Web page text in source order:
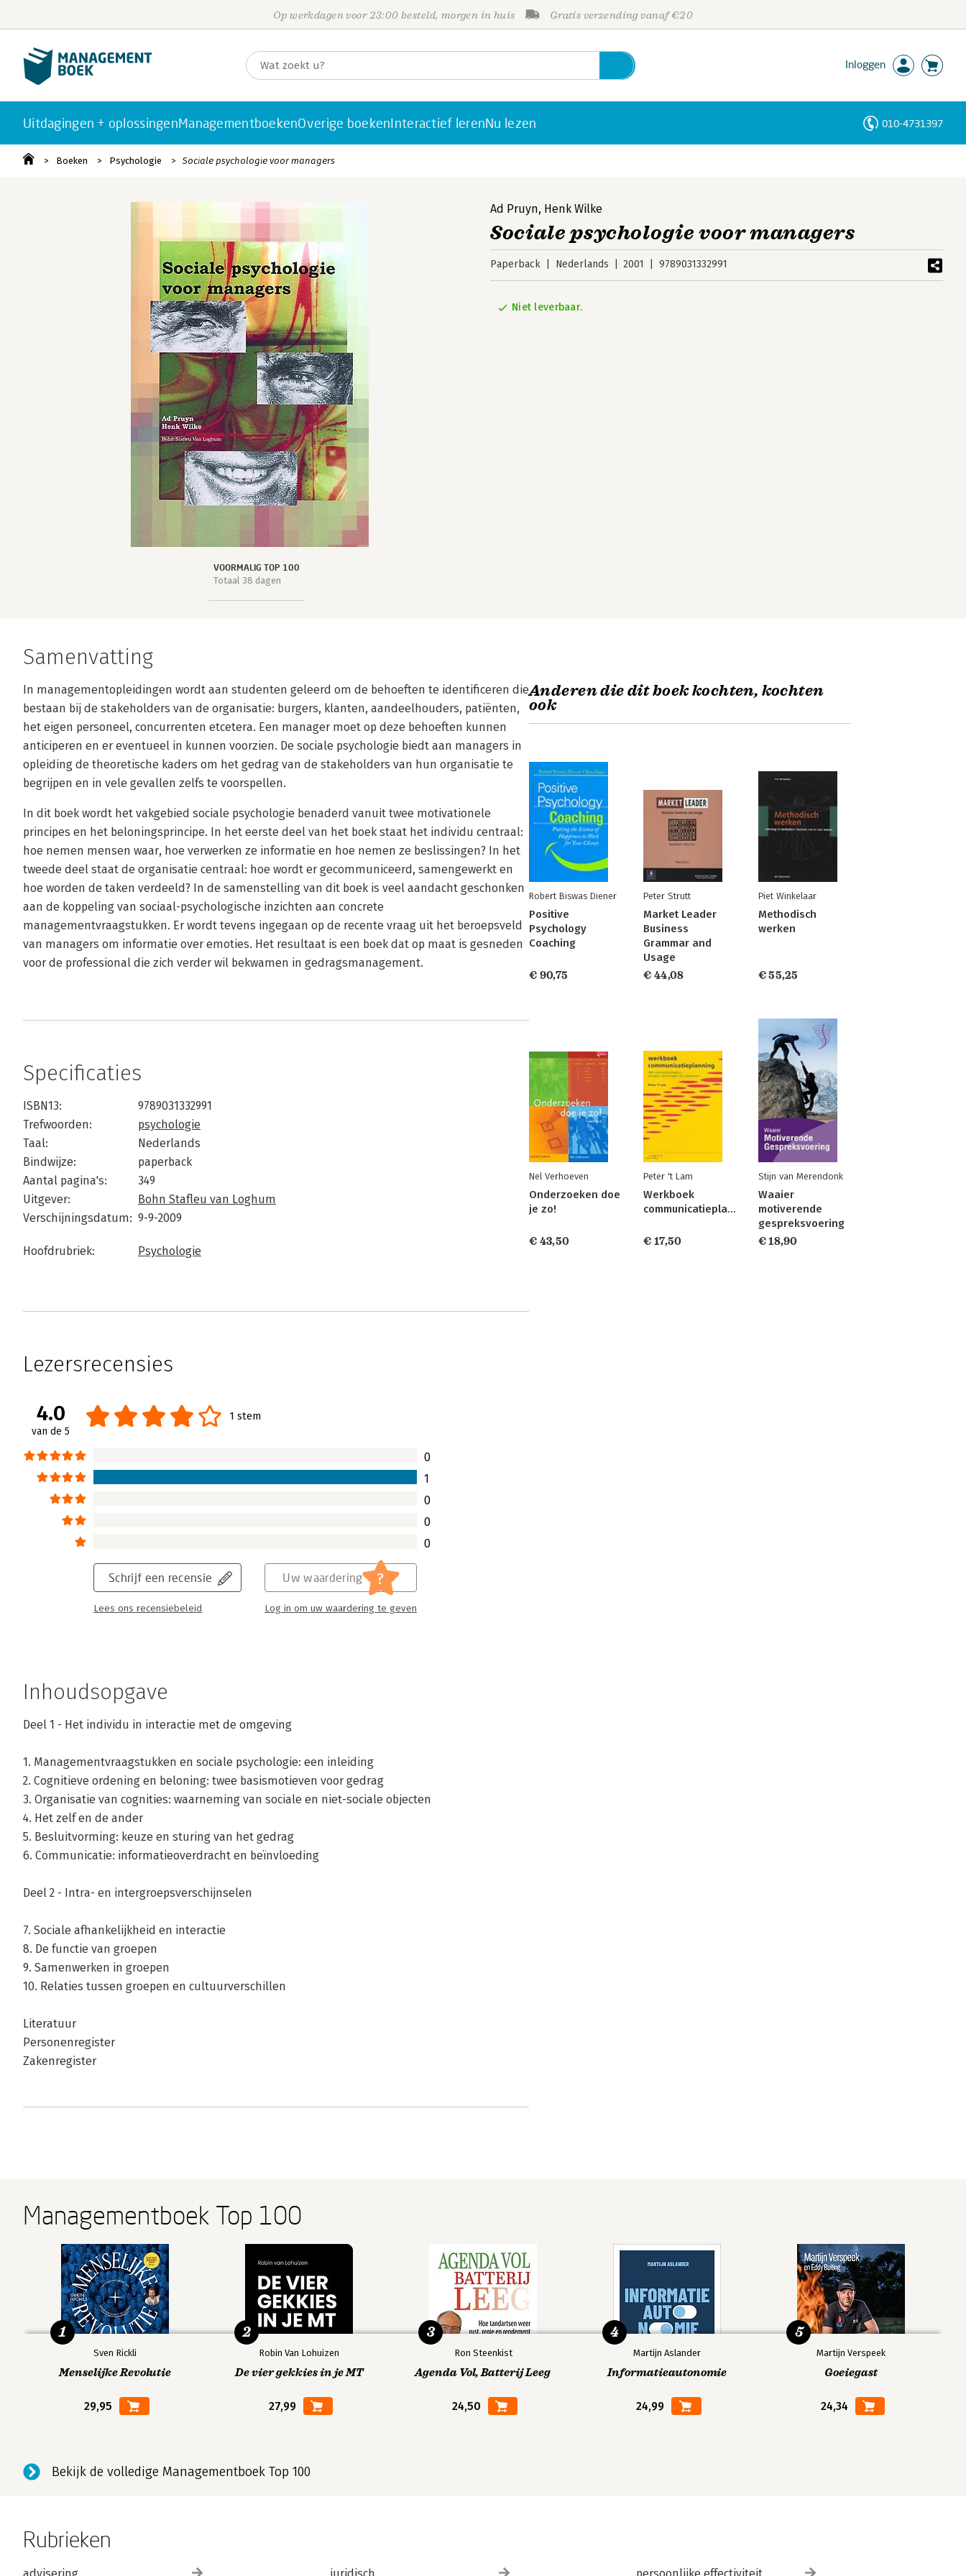
Op werkdagen voor 23:00 besteld, morgen in huis Gratis verzending vanaf €20
Inloggen
Uitdagingen + oplossingenManagementboekenOverige boekenInteractief lerenNu lezen 010-4731397
Boeken Psychologie Sociale psychologie voor managers
VOORMALIG TOP 100
Totaal 38 dagen
Ad Pruyn, Henk Wilke
Sociale psychologie voor managers
Paperback Nederlands 2001 9789031332991
Niet leverbaar.
Samenvatting
In managementopleidingen wordt aan studenten geleerd om de behoeften te identificeren die
bestaan bij de stakeholders van de organisatie: burgers, klanten, aandeelhouders, patiënten,
het eigen personeel, concurrenten etcetera. Een manager moet op deze behoeften kunnen
anticiperen en er eventueel in kunnen voorzien. De sociale psychologie biedt aan managers in
opleiding de theoretische kaders om het gedrag van de stakeholders van hun organisatie te
begrijpen en in vele gevallen zelfs te voorspellen.
In dit boek wordt het vakgebied sociale psychologie benaderd vanuit twee motivationele
principes en het beloningsprincipe. In het eerste deel van het boek staat het individu centraal:
hoe nemen mensen waar, hoe verwerken ze informatie en hoe nemen ze beslissingen? In het
tweede deel staat de organisatie centraal: hoe wordt er gecommuniceerd, samengewerkt en
hoe worden de taken verdeeld? In de samenstelling van dit boek is veel aandacht geschonken
aan de koppeling van sociaal-psychologische inzichten aan concrete
managementvraagstukken. Er wordt tevens ingegaan op de recente vraag uit het beroepsveld
van managers om informatie over emoties. Het resultaat is een boek dat op maat is gesneden
voor de professional die zich verder wil bekwamen in gedragsmanagement.
Specificaties
ISBN13:
9789031332991
Trefwoorden:
psychologie
Taal:
Nederlands
Bindwijze:
paperback
Aantal pagina's:
349
Uitgever:
Bohn Stafleu van Loghum
Verschijningsdatum: 9-9-2009
Hoofdrubriek: Psychologie
Lezersrecensies
4.0
van de 5
1 stem
0
1
0
0
0
Schrijf een recensie
Lees ons recensiebeleid
Uw waardering ?
Log in om uw waardering te geven
Inhoudsopgave
Deel 1 - Het individu in interactie met de omgeving
1. Managementvraagstukken en sociale psychologie: een inleiding
2. Cognitieve ordening en beloning: twee basismotieven voor gedrag
3. Organisatie van cognities: waarneming van sociale en niet-sociale objecten
4. Het zelf en de ander
5. Besluitvorming: keuze en sturing van het gedrag
6. Communicatie: informatieoverdracht en beïnvloeding
Deel 2 - Intra- en intergroepsverschijnselen
7. Sociale afhankelijkheid en interactie
8. De functie van groepen
9. Samenwerken in groepen
10. Relaties tussen groepen en cultuurverschillen
Literatuur
Personenregister
Zakenregister
Anderen die dit boek kochten, kochten
ook
Robert Biswas Diener
Positive
Psychology
Coaching
€ 90,75
Peter Strutt
Market Leader
Business
Grammar and
Usage
€ 44,08
Piet Winkelaar
Methodisch
werken
€ 55,25
Nel Verhoeven
Onderzoeken doe
je zo!
€ 43,50
Peter 't Lam
Werkboek
communicatieplanning
€ 17,50
Stijn van Merendonk
Waaier
motiverende
gespreksvoering
€ 18,90
Managementboek Top 100
Sven Rickli
Menselijke Revolutie
29,95
1
Robin Van Lohuizen
De vier gekkies in je MT
27,99
2
Ron Steenkist
Agenda Vol, Batterij Leeg
24,50
3
Martijn Aslander
Informatieautonomie
24,99
4
Martijn Verspeek
Goeiegast
24,34
5
Bekijk de volledige Managementboek Top 100
Rubrieken
Personen